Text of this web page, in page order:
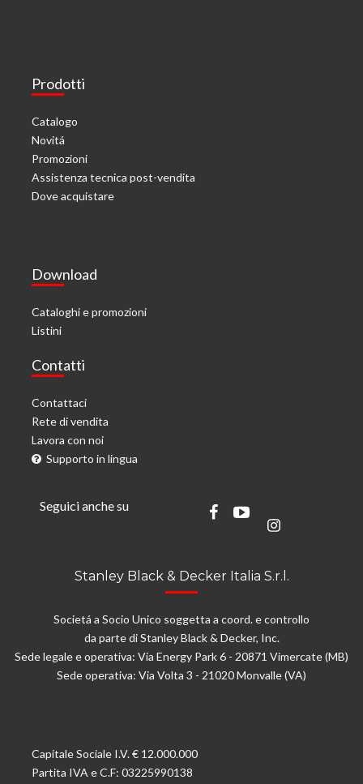
Prodotti
Catalogo
Novitá
Promozioni
Assistenza tecnica post-vendita
Dove acquistare
Download
Cataloghi e promozioni
Listini
Contatti
Contattaci
Rete di vendita
Lavora con noi
Supporto in lingua
Seguici anche su
Stanley Black & Decker Italia S.r.l.
Societá a Socio Unico soggetta a coord. e controllo
da parte di Stanley Black & Decker, Inc.
Sede legale e operativa: Via Energy Park 6 - 20871 Vimercate (MB)
Sede operativa: Via Volta 3 - 21020 Monvalle (VA)
Capitale Sociale I.V. € 12.000.000
Partita IVA e C.F: 03225990138